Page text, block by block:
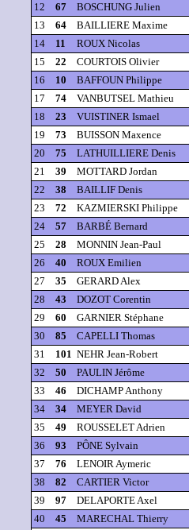
12
67 BOSCHUNG Julien
13
64 BAILLIERE Maxime
14
11 ROUX Nicolas
15
22 COURTOIS Olivier
16
10 BAFFOUN Philippe
17
74 VANBUTSEL Mathieu
18
23 VUISTINER Ismael
19
73 BUISSON Maxence
20
75 LATHUILLIERE Denis
21
39 MOTTARD Jordan
22
38 BAILLIF Denis
23
72 KAZMIERSKI Philippe
24
57 BARBÉ Bernard
25
28 MONNIN Jean-Paul
26
40 ROUX Emilien
27
35 GERARD Alex
28
43 DOZOT Corentin
29
60 GARNIER Stéphane
30
85 CAPELLI Thomas
31
101 NEHR Jean-Robert
32
50 PAULIN Jérôme
33
46 DICHAMP Anthony
34
34 MEYER David
35
49 ROUSSELET Adrien
36
93 PÔNE Sylvain
37
76 LENOIR Aymeric
38
82 CARTIER Victor
39
97 DELAPORTE Axel
40
45 MARECHAL Thierry